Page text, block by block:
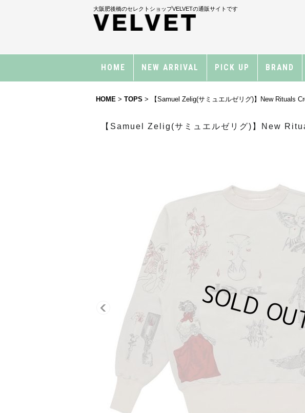
大阪肥後橋のセレクトショップVELVETの通販サイトです
HOME NEW ARRIVAL PICK UP BRAND
HOME > TOPS > 【Samuel Zelig(サミュエルゼリグ)】New Rituals
【Samuel Zelig(サミュエルゼリグ)】New